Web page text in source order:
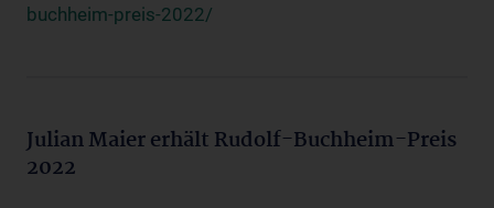
buchheim-preis-2022/
Julian Maier erhält Rudolf-Buchheim-Preis
2022